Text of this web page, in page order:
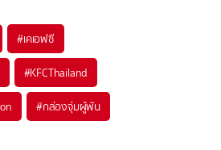
#เคเอฟซี
#KFCThailand
#กล่องจุ่มผู้พัน